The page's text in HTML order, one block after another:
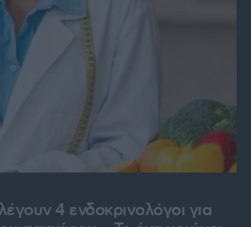
4 ενδοκρινολόγοι για